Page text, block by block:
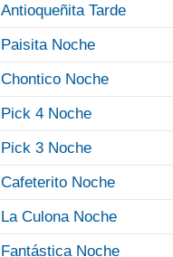
Antioqueñita Tarde
Paisita Noche
Chontico Noche
Pick 4 Noche
Pick 3 Noche
Cafeterito Noche
La Culona Noche
Fantástica Noche